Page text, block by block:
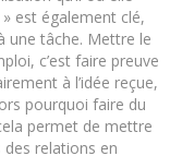
est également clé,
une tâche. Mettre le
c’est faire preuve
à l’idée reçue,
pourquoi faire du
permet de mettre
relations en